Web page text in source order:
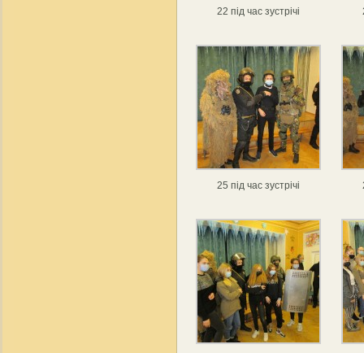
22 під час зустрічі
25 під час зустрічі